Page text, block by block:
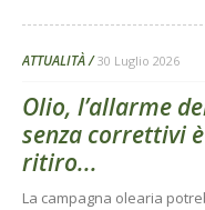
ATTUALITÀ 30 Luglio 2026
Olio, l’allarme
senza correttivi
ritiro...
La campagna olearia